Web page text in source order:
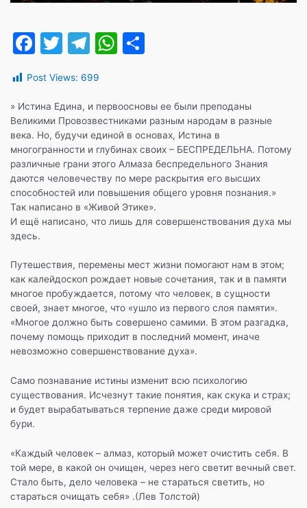
F
c
e
b
o
o
k
T
itt
er
T
e
gr
a
m
W
s
A
p
p
р
а
в
и
т
ь
Post Views: 699
» Истина Едина, и первоосновы ее были преподаны
Великими Провозвестниками разным народам в разные
века. Но, будучи единой в основах, Истина в
многогранности и глубинах своих – БЕСПРЕДЕЛЬНА. Потому
различные грани этого Алмаза беспредельного Знания
даются человечеству по мере раскрытия его высших
способностей или повышения общего уровня познания.»
Так написано в «Живой Этике».
И ещё написано, что лишь для совершенствования духа мы
здесь.
Путешествия, перемены мест жизни помогают нам в этом;
как калейдоскоп рождает новые сочетания, так и в памяти
многое пробуждается, потому что человек, в сущности
своей, знает многое, что «ушло из первого слоя памяти».
«Многое должно быть совершено самими. В этом разгадка,
почему помощь приходит в последний момент, иначе
невозможно совершенствование духа».
Само познавание истины изменит всю психологию
существования. Исчезнут такие понятия, как скука и страх;
и будет вырабатываться терпение даже среди мировой
бури.
«Каждый человек – алмаз, который может очистить себя. В
той мере, в какой он очищен, через него светит вечный свет.
Стало быть, дело человека – не стараться светить, но
стараться очищать себя» .(Лев Толстой)